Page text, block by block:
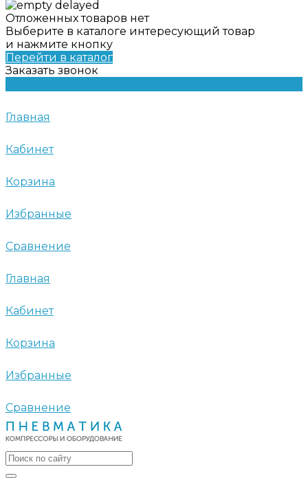
Отложенных товаров нет
Выберите в каталоге интересующий товар
и нажмите кнопку
Перейти в каталог
Заказать звонок
Главная
Кабинет
Корзина
Избранные
Сравнение
Главная
Кабинет
Корзина
Избранные
Сравнение